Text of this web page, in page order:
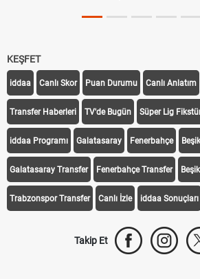
KEŞFET
iddaa Canlı Skor Puan Durumu Canlı Anlatım
Transfer Haberleri TV'de Bugün Süper Lig
iddaa Programı Galatasaray Fenerbahçe
Galatasaray Transfer Fenerbahçe Transfer
Trabzonspor Transfer Canlı İzle iddaa Sonuçları
Takip Et